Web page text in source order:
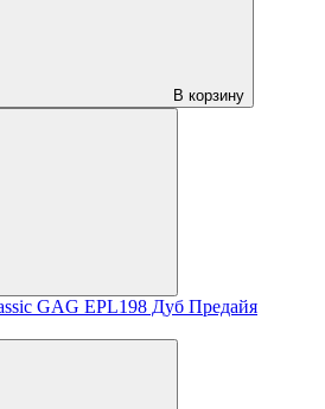
В корзину